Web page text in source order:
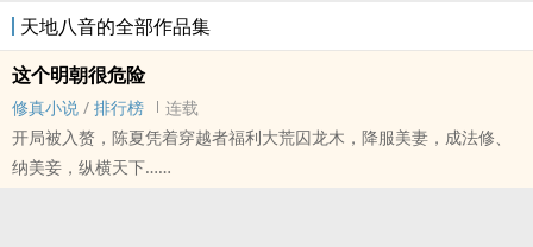
天地八音的全部作品集
这个明朝很危险
修真小说 / 排行榜
连载
开局被入赘，陈夏凭着穿越者福利大荒囚龙木，降服美妻，成法修、
纳美妾，纵横天下……